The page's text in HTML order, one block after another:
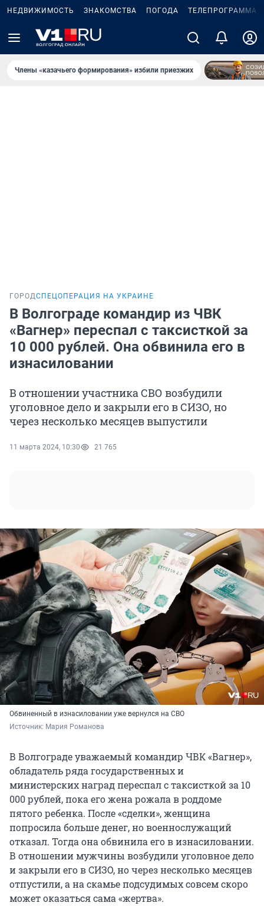
НЕДВИЖИМОСТЬ ЗНАКОМСТВА ПОГОДА ТЕЛЕПРОГРАММА
Члены «казачьего формирования» избили приезжих
ГОРОДСПЕЦОПЕРАЦИЯ НА УКРАИНЕ
В Волгограде командир из ЧВК
«Вагнер» переспал с таксисткой за
10 000 рублей. Она обвинила его в
изнасиловании
В отношении участника СВО возбудили
уголовное дело и закрыли его в СИЗО, но
через несколько месяцев выпустили
11 марта 2024, 10:30 21 765
Обвиненный в изнасиловании уже вернулся на СВО
Источник: Мария Романова
В Волгограде уважаемый командир ЧВК «Вагнер»,
обладатель ряда государственных и
министерских наград переспал с таксисткой за 10
000 рублей, пока его жена рожала в роддоме
пятого ребенка. После «сделки», женщина
попросила больше денег, но военнослужащий
отказал. Тогда она обвинила его в изнасиловании.
В отношении мужчины возбудили уголовное дело
и закрыли его в СИЗО, но через несколько месяцев
отпустили, а на скамье подсудимых совсем скоро
может оказаться сама «жертва».